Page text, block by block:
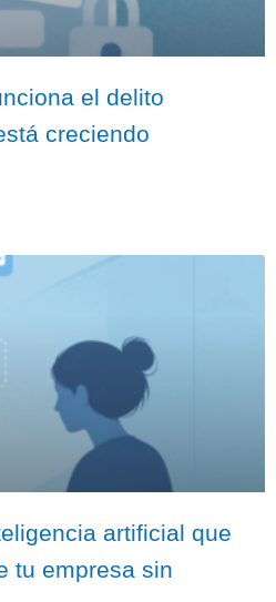
el delito
creciendo
artificial que
tu empresa sin